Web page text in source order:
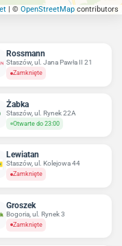
| © OpenStreetMap contributors
Rossmann
Staszów, ul. Jana Pawła II 21
Zamknięte
Żabka
Staszów, ul. Rynek 22A
Otwarte do 23:00
Lewiatan
Staszów, ul. Kolejowa 44
Zamknięte
Groszek
Bogoria, ul. Rynek 3
Zamknięte